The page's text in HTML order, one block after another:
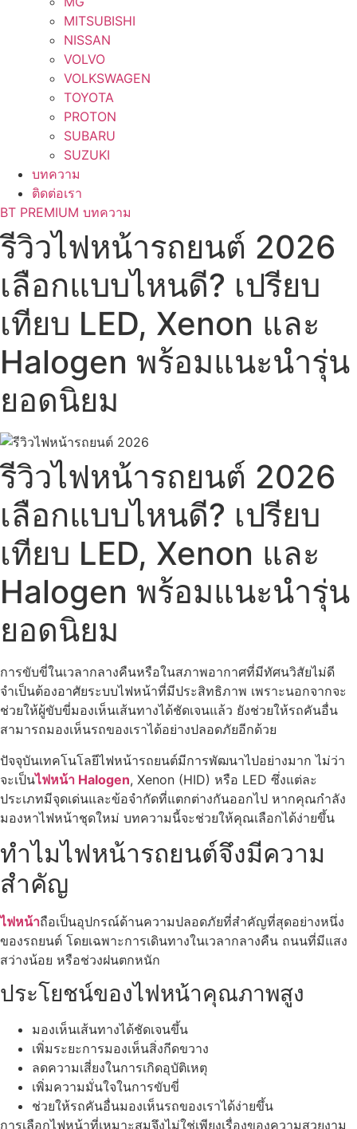
MITSUBISHI
NISSAN
VOLVO
VOLKSWAGEN
TOYOTA
PROTON
SUBARU
SUZUKI
บทความ
ติดต่อเรา
BT PREMIUM บทความ
รีวิวไฟหน้ารถยนต์ 2026
เลือกแบบไหนดี? เปรียบ
เทียบ LED, Xenon และ
Halogen พร้อมแนะนำรุ่น
ยอดนิยม
รีวิวไฟหน้ารถยนต์ 2026
เลือกแบบไหนดี? เปรียบ
เทียบ LED, Xenon และ
Halogen พร้อมแนะนำรุ่น
ยอดนิยม
การขับขี่ในเวลากลางคืนหรือในสภาพอากาศที่มีทัศนวิสัยไม่ดี
จำเป็นต้องอาศัยระบบไฟหน้าที่มีประสิทธิภาพ เพราะนอกจากจะ
ช่วยให้ผู้ขับขี่มองเห็นเส้นทางได้ชัดเจนแล้ว ยังช่วยให้รถคันอื่น
สามารถมองเห็นรถของเราได้อย่างปลอดภัยอีกด้วย
ปัจจุบันเทคโนโลยีไฟหน้ารถยนต์มีการพัฒนาไปอย่างมาก ไม่ว่า
จะเป็นไฟหน้า Halogen, Xenon (HID) หรือ LED ซึ่งแต่ละ
ประเภทมีจุดเด่นและข้อจำกัดที่แตกต่างกันออกไป หากคุณกำลัง
มองหาไฟหน้าชุดใหม่ บทความนี้จะช่วยให้คุณเลือกได้ง่ายขึ้น
ทำไมไฟหน้ารถยนต์จึงมีความ
สำคัญ
ไฟหน้าถือเป็นอุปกรณ์ด้านความปลอดภัยที่สำคัญที่สุดอย่างหนึ่ง
ของรถยนต์ โดยเฉพาะการเดินทางในเวลากลางคืน ถนนที่มีแสง
สว่างน้อย หรือช่วงฝนตกหนัก
ประโยชน์ของไฟหน้าคุณภาพสูง
มองเห็นเส้นทางได้ชัดเจนขึ้น
เพิ่มระยะการมองเห็นสิ่งกีดขวาง
ลดความเสี่ยงในการเกิดอุบัติเหตุ
เพิ่มความมั่นใจในการขับขี่
ช่วยให้รถคันอื่นมองเห็นรถของเราได้ง่ายขึ้น
การเลือกไฟหน้าที่เหมาะสมจึงไม่ใช่เพียงเรื่องของความสวยงาม